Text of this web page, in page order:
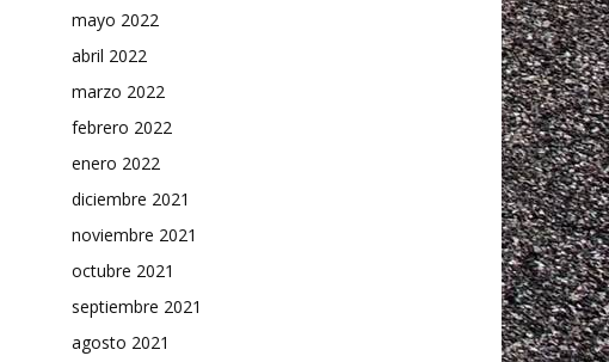
mayo 2022
abril 2022
marzo 2022
febrero 2022
enero 2022
diciembre 2021
noviembre 2021
octubre 2021
septiembre 2021
agosto 2021